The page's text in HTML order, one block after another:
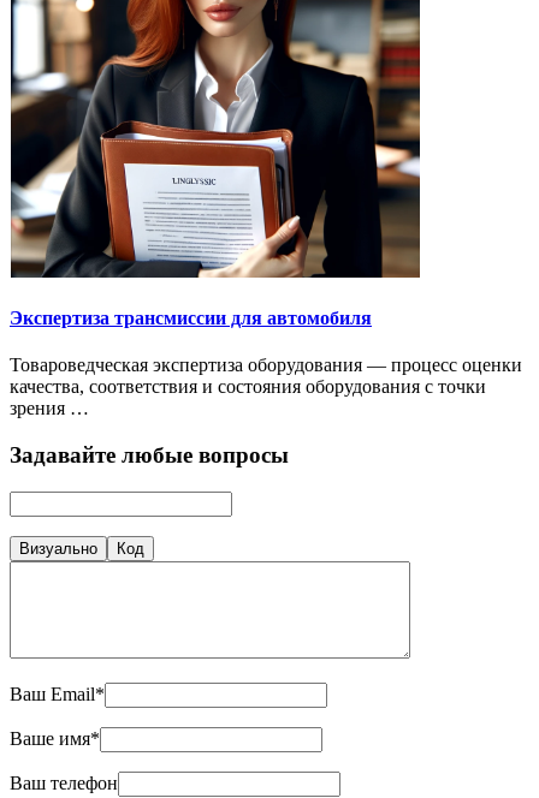
Экспертиза трансмиссии для автомобиля
Товароведческая экспертиза оборудования — процесс оценки
качества, соответствия и состояния оборудования с точки
зрения …
Задавайте любые вопросы
Визуально Код
Ваш Email*
Ваше имя*
Ваш телефон